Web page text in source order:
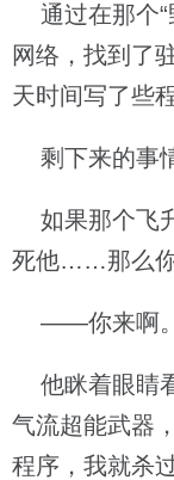
通过在那个“
网络，找到了
天时间写了些
剩下来的事
如果那个飞
死他……那么你
——你来啊。
他眯着眼睛
气流超能武器
程序，我就杀